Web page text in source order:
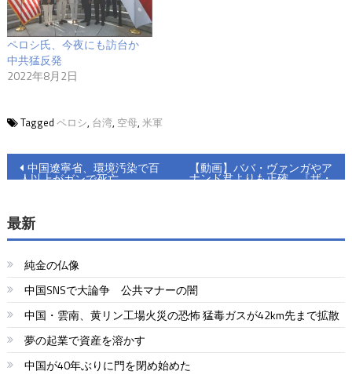
ペロシ氏、今夜にも訪台か
中共猛反発
2022年8月2日
Tagged ペロシ, 台湾, 空母, 米軍
投
ナ
ビ
ゲ
ー
シ
ョ
中国遼寧省、環境汚染で百
人以上がガンで死亡
【動画】ババ・ヴァンガやア
ナンド君よりも正確 『ザ・
最新
純金の仏像
中国SNSで大論争 公共マナーの闇
中国・雲南、黄リン工場火災の恐怖 猛毒ガスが42km先まで拡散
夢の起業で資産を溶かす
中国が40年ぶりに門を閉め始めた